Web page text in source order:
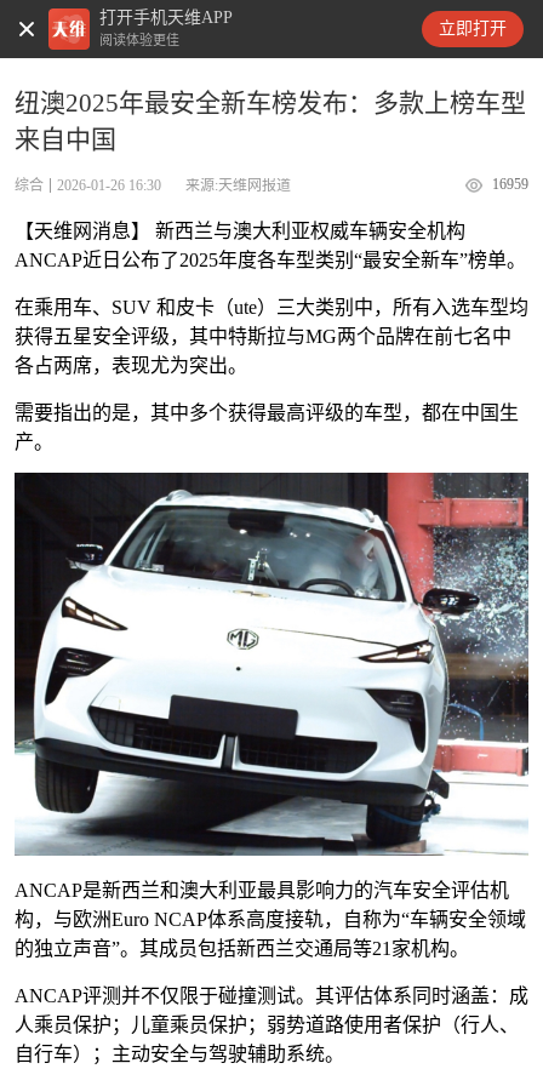
打开手机天维APP
阅读体验更佳
立即打开
天维新闻
纽澳2025年最安全新车榜发布：多款上榜车型
来自中国
综合 2026-01-26 16:30 来源:天维网报道 16959
【天维网消息】 新西兰与澳大利亚权威车辆安全机构
ANCAP近日公布了2025年度各车型类别“最安全新车”榜单。
在乘用车、SUV 和皮卡（ute）三大类别中，所有入选车型均
获得五星安全评级，其中特斯拉与MG两个品牌在前七名中
各占两席，表现尤为突出。
需要指出的是，其中多个获得最高评级的车型，都在中国生
产。
ANCAP是新西兰和澳大利亚最具影响力的汽车安全评估机
构，与欧洲Euro NCAP体系高度接轨，自称为“车辆安全领域
的独立声音”。其成员包括新西兰交通局等21家机构。
ANCAP评测并不仅限于碰撞测试。其评估体系同时涵盖：成
人乘员保护；儿童乘员保护；弱势道路使用者保护（行人、
自行车）；主动安全与驾驶辅助系统。